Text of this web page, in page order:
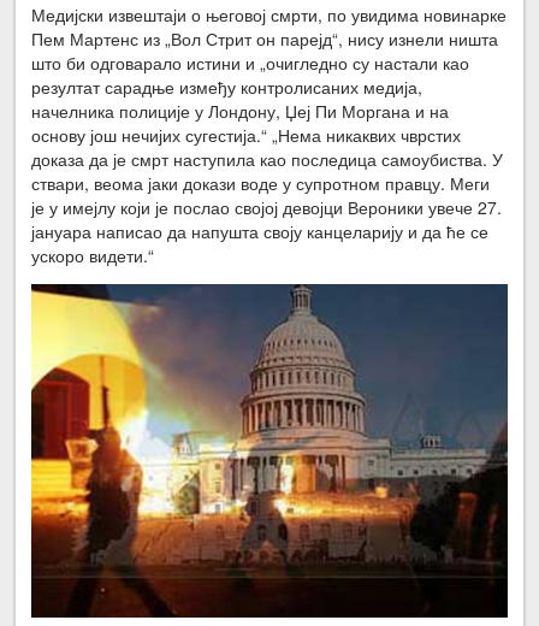
Медијски извештаји о његовој смрти, по увидима новинарке
Пем Мартенс из „Вол Стрит он парејд“, нису изнели ништа
што би одговарало истини и „очигледно су настали као
резултат сарадње између контролисаних медија,
начелника полиције у Лондону, Џеј Пи Моргана и на
основу још нечијих сугестија.“ „Нема никаквих чврстих
доказа да је смрт наступила као последица самоубиства. У
ствари, веома јаки докази воде у супротном правцу. Меги
је у имејлу који је послао својој девојци Вероники увече 27.
јануара написао да напушта своју канцеларију и да ће се
ускоро видети.“